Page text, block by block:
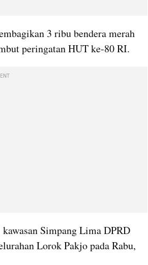
3 ribu bendera merah
peringatan HUT ke-80 RI.
Simpang Lima DPRD
Lorok Pakjo pada Rabu,